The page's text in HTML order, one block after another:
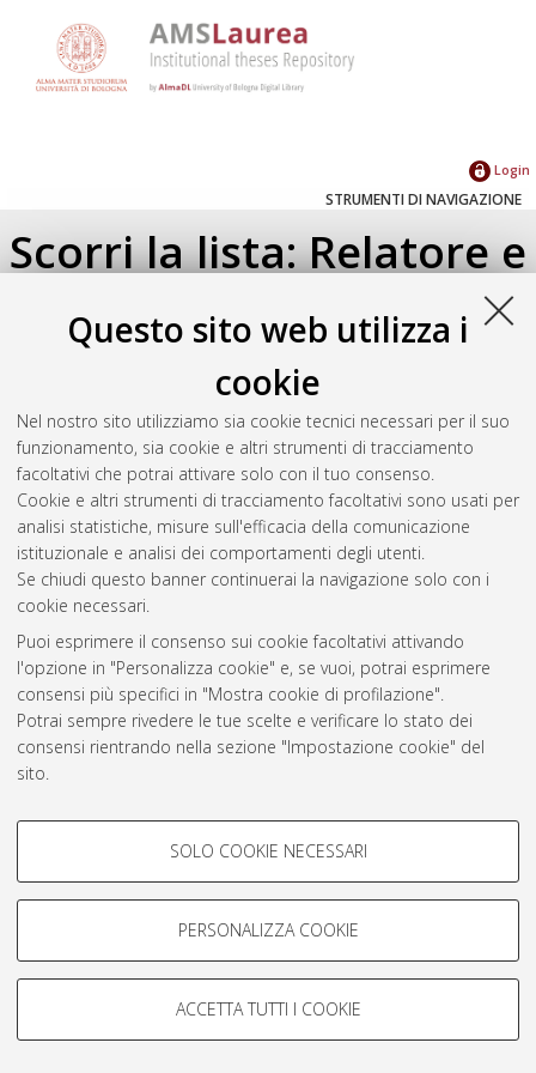
Questo sito web utilizza i
cookie
Nel nostro sito utilizziamo sia cookie tecnici necessari per il suo
funzionamento, sia cookie e altri strumenti di tracciamento
facoltativi che potrai attivare solo con il tuo consenso.
Cookie e altri strumenti di tracciamento facoltativi sono usati per
analisi statistiche, misure sull'efficacia della comunicazione
istituzionale e analisi dei comportamenti degli utenti.
Se chiudi questo banner continuerai la navigazione solo con i
cookie necessari.
Puoi esprimere il consenso sui cookie facoltativi attivando
l'opzione in "Personalizza cookie" e, se vuoi, potrai esprimere
consensi più specifici in "Mostra cookie di profilazione".
Potrai sempre rivedere le tue scelte e verificare lo stato dei
consensi rientrando nella sezione "Impostazione cookie" del
sito.
COOKIE DI PROFILAZIONE -
Si tratta di cookie utilizzati per analizzare le caratteristiche della
navigazione degli utenti, creare profili in base al loro comportamento
Mostra cookie di profilazione
COOKIE TECNICI - NECESSARI
SOLO COOKIE NECESSARI
PERSONALIZZA COOKIE
ACCETTA TUTTI I COOKIE
Login
STRUMENTI DI NAVIGAZIONE
Scorri la lista: Relatore e
Correlatore
Seleziona un valore dall'elenco sottostante.
2019(1)
Atom
Rss 1.0
Rss 2.0
AMS Laurea
Servizio implementato e gestito da AlmaDL
Impostazioni Cookie
© ALMA MATER STUDIORUM - Università di Bologna, 2007-2026.